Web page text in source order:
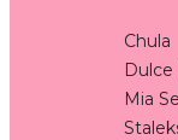
Chula
Dulce
Mia